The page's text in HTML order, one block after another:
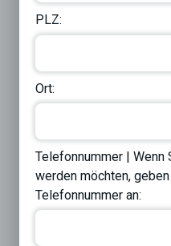
PLZ:
Ort:
Telefonnummer | Wenn
werden möchten,
Telefonnummer an: